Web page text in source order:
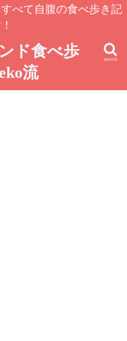
べて自腹の食べ歩き記
ド食べ歩
流
search